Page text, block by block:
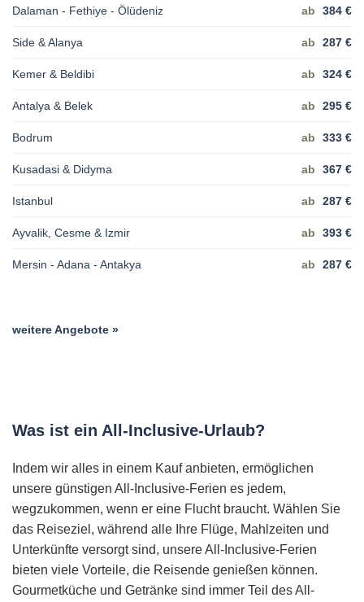
Dalaman - Fethiye - Ölüdeniz ab 384 €
Side & Alanya ab 287 €
Kemer & Beldibi ab 324 €
Antalya & Belek ab 295 €
Bodrum ab 333 €
Kusadasi & Didyma ab 367 €
Istanbul ab 287 €
Ayvalik, Cesme & Izmir ab 393 €
Mersin - Adana - Antakya ab 287 €
weitere Angebote »
Was ist ein All-Inclusive-Urlaub?
Indem wir alles in einem Kauf anbieten, ermöglichen
unsere günstigen All-Inclusive-Ferien es jedem,
wegzukommen, wenn er eine Flucht braucht. Wählen Sie
das Reiseziel, während alle Ihre Flüge, Mahlzeiten und
Unterkünfte versorgt sind, unsere All-Inclusive-Ferien
bieten viele Vorteile, die Reisende genießen können.
Gourmetküche und Getränke sind immer Teil des All-